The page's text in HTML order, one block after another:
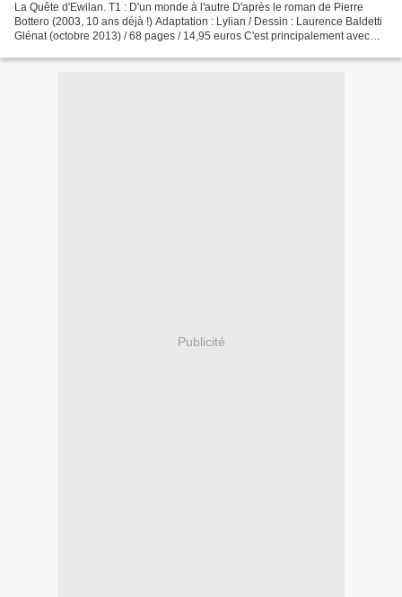
La Quête d'Ewilan. T1 : D'un monde à l'autre D'après le roman de Pierre
Bottero (2003, 10 ans déjà !) Adaptation : Lylian / Dessin : Laurence Baldetti
Glénat (octobre 2013) / 68 pages / 14,95 euros C'est principalement avec
Publicité